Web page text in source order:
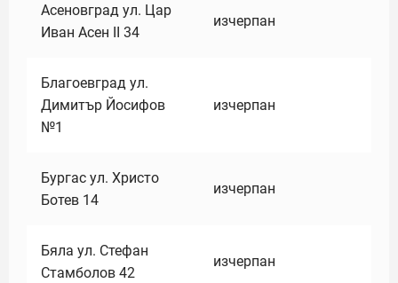
Асеновград ул. Цар
Иван Асен II 34
изчерпан
Благоевград ул.
Димитър Йосифов
№1
изчерпан
Бургас ул. Христо
Ботев 14
изчерпан
Бяла ул. Стефан
Стамболов 42
изчерпан